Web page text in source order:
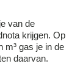
van de
krijgen. Op
m³ gas je in de
daarvan.